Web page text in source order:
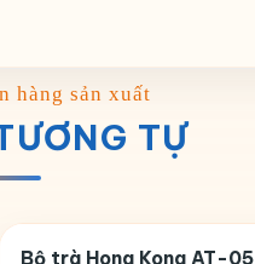
TỰ
Bộ trà Hong Kong AT-05